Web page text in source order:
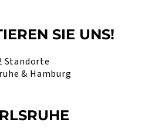
SIE UNS!
Standorte
& Hamburg